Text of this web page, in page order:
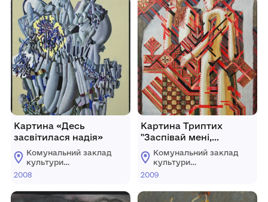
Картина «Десь
засвітилася надія»
Комунальний заклад
культури
"Хмельницький
музей"
2008
Картина Триптих
"Заспівай мені,
козаченько, пісню".
Права частина
"Чумаки"
Комунальний заклад
культури
"Хмельницький
музей"
2009